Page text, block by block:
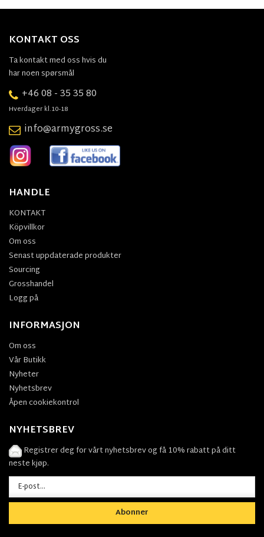
KONTAKT OSS
Ta kontakt med oss hvis du
har noen spørsmål
+46 08 - 35 35 80
Hverdager kl.10-18
info@armygross.se
HANDLE
KONTAKT
Köpvillkor
Om oss
Senast uppdaterade produkter
Sourcing
Grosshandel
Logg på
INFORMASJON
Om oss
Vår Butikk
Nyheter
Nyhetsbrev
Åpen cookiekontrol
NYHETSBREV
Registrer deg for vårt nyhetsbrev og få 10% rabatt på ditt
neste kjøp.
Abonner